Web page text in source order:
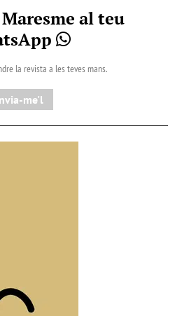
al teu
la revista a les teves mans.
me'l